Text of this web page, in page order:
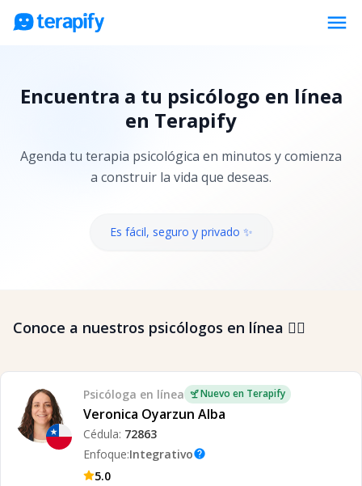
menu
Precios
Empresas
Preguntas frecuentes
Encuentra a tu psicólogo en línea
en Terapify
Agenda tu terapia psicológica en minutos y comienza
a construir la vida que deseas.
Es fácil, seguro y privado ✨
Conoce a nuestros psicólogos en línea 👇🏼
Psicóloga en línea Nuevo en Terapify
Veronica Oyarzun Alba
Cédula: 72863
Enfoque:Integrativohelp
5.0